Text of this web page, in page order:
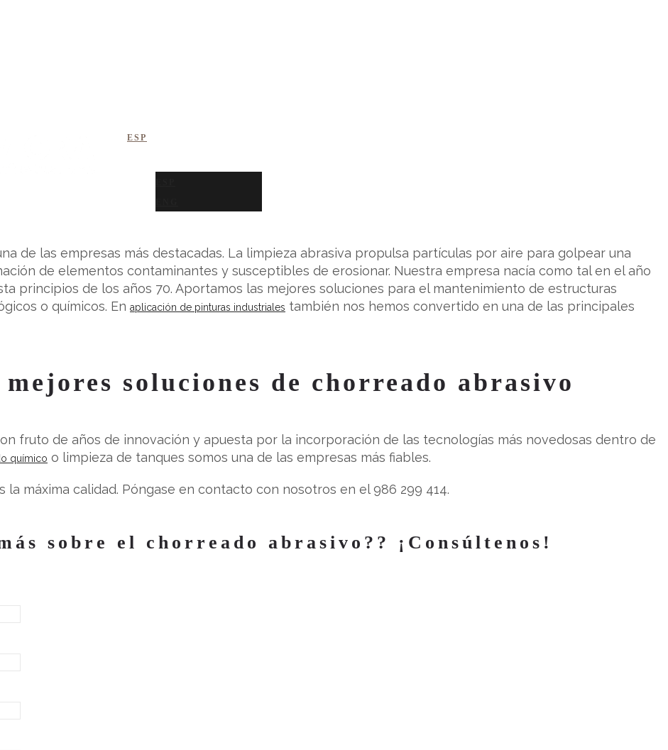
ESP
de las empresas más destacadas. La limpieza abrasiva propulsa partículas por aire para golpear una
de elementos contaminantes y susceptibles de erosionar. Nuestra empresa nacía como tal en el año
principios de los años 70. Aportamos las mejores soluciones para el mantenimiento de estructuras
o químicos. En aplicación de pinturas industriales también nos hemos convertido en una de las principales
soluciones de chorreado abrasivo
fruto de años de innovación y apuesta por la incorporación de las tecnologías más novedosas dentro de
químico o limpieza de tanques somos una de las empresas más fiables.
la máxima calidad. Póngase en contacto con nosotros en el 986 299 414.
sobre el chorreado abrasivo?? ¡Consúltenos!